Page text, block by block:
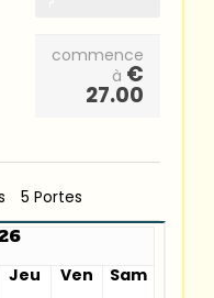
commence
à €
27.00
5 Portes
Jeu Ven
Sam